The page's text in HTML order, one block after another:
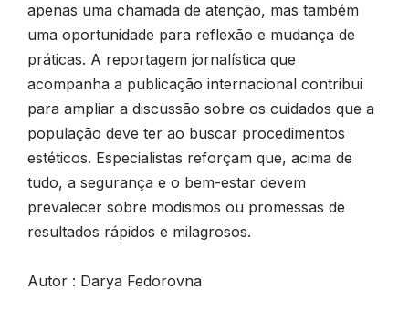
apenas uma chamada de atenção, mas também
uma oportunidade para reflexão e mudança de
práticas. A reportagem jornalística que
acompanha a publicação internacional contribui
para ampliar a discussão sobre os cuidados que a
população deve ter ao buscar procedimentos
estéticos. Especialistas reforçam que, acima de
tudo, a segurança e o bem-estar devem
prevalecer sobre modismos ou promessas de
resultados rápidos e milagrosos.
Autor : Darya Fedorovna